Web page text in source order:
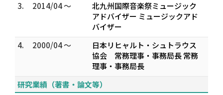
3.
2014/04 ～
北九州国際音楽祭ミュージック
アドバイザー ミュージックアド
バイザー
4.
2000/04 ～
日本リヒャルト・シュトラウス
協会 常務理事・事務局長 常務
理事・事務局長
研究業績（著書・論文等）